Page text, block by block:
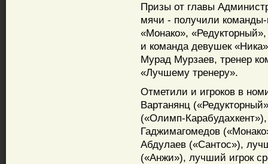
Призы от главы
мячи - получили
«Монако»,
и команда девушек
Мурад Мурзаев, тренер
«Лучшему тренеру».
Отметили и игроков в
Вартанянц
(«Олимп-
Гаджимагомедов
Абдулаев («Сантос»),
(«Анжи»), лучший игрок